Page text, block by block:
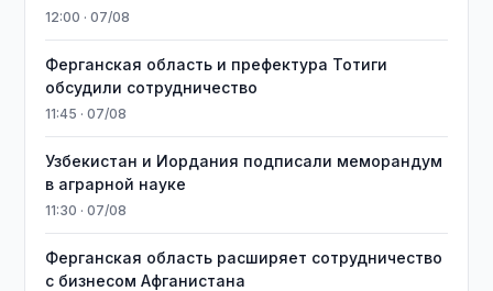
12:00 · 07/08
Ферганская область и префектура Тотиги
обсудили сотрудничество
11:45 · 07/08
Узбекистан и Иордания подписали меморандум
в аграрной науке
11:30 · 07/08
Ферганская область расширяет сотрудничество
с бизнесом Афганистана